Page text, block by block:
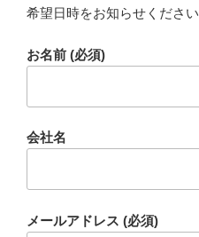
希望日時をお知らせください
お名前 (必須)
会社名
メールアドレス (必須)